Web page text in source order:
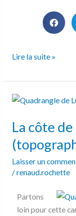
Lire la suite »
La côte
Laisser un
/renaud.rochette
Partons
loin pour cette
La
de
Lunae
Palus
(topographie
de